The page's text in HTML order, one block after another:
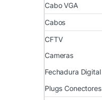
Cabo VGA
Cabos
CFTV
Cameras
Fechadura Digital
Plugs Conectores